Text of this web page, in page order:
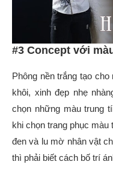
#3 Concept với
Phông nền trắng tạo
khôi, xinh đẹp nhẹ
chọn những màu trung
khi chọn trang phục màu
đen và lu mờ nhân vật
thì phải biết cách bố trí